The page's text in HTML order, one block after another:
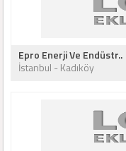
Epro Enerji Ve Endüstr..
İstanbul - Kadıköy